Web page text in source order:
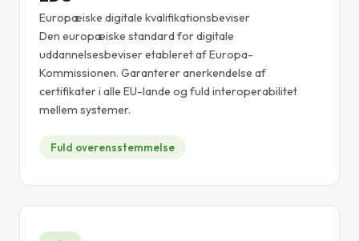
Europæiske digitale kvalifikationsbeviser
Den europæiske standard for digitale
uddannelsesbeviser etableret af Europa-
Kommissionen. Garanterer anerkendelse af
certifikater i alle EU-lande og fuld interoperabilitet
mellem systemer.
Fuld overensstemmelse